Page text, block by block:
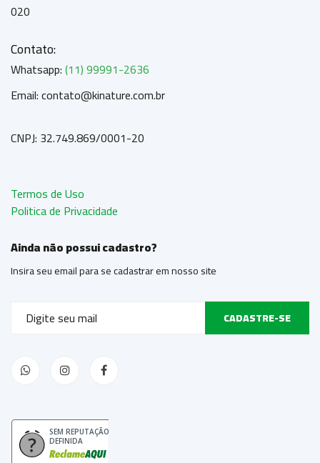
020
Contato:
Whatsapp:(11) 99991-2636
Email: contato@kinature.com.br
CNPJ: 32.749.869/0001-20
Termos de Uso
Politica de Privacidade
Ainda não possui cadastro?
Insira seu email para se cadastrar em nosso site
CADASTRE-SE
SEM REPUTAÇÃO
DEFINIDA